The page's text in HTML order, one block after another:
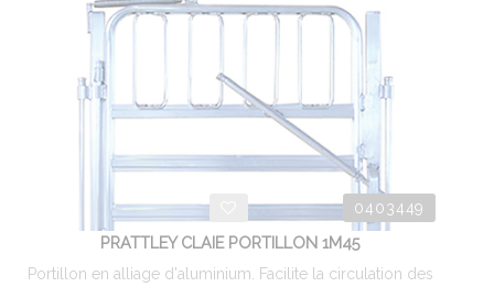
0403449
PRATTLEY CLAIE PORTILLON 1M45
Portillon en alliage d'aluminium. Facilite la circulation des